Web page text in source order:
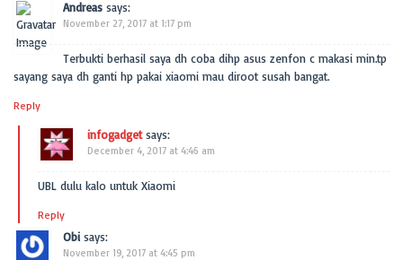
Andreas says:
November 27, 2017 at 1:17 pm
Terbukti berhasil saya dh coba dihp asus zenfon c makasi min.tp
sayang saya dh ganti hp pakai xiaomi mau diroot susah bangat.
Reply
infogadget says:
December 4, 2017 at 4:46 am
UBL dulu kalo untuk Xiaomi
Reply
Obi says:
November 19, 2017 at 4:45 pm